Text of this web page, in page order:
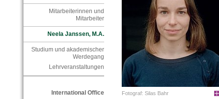
Mitarbeiterinnen und
Mitarbeiter
Neela Janssen, M.A.
Studium und akademischer
Werdegang
Lehrveranstaltungen
International Office
Fotograf: Silas Bahr